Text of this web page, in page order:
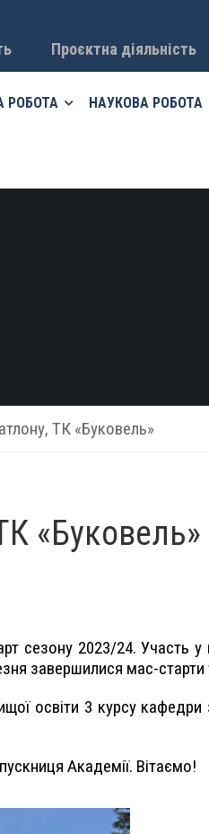
Проєктна діяльність
РОБОТА НАУКОВА РОБОТА
ТК «Буковель»
«Буковель»
сезону 2023/24. Участь у
завершилися мас-старти
освіти 3 курсу
Академії. Вітаємо!